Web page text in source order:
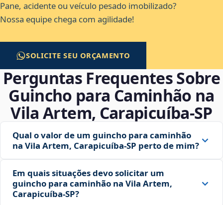
Pane, acidente ou veículo pesado imobilizado?
Nossa equipe chega com agilidade!
SOLICITE SEU ORÇAMENTO
Perguntas Frequentes Sobre
Guincho para Caminhão na
Vila Artem, Carapicuíba‑SP
Qual o valor de um guincho para caminhão
na Vila Artem, Carapicuíba‑SP perto de mim?
Em quais situações devo solicitar um
guincho para caminhão na Vila Artem,
Carapicuíba‑SP?